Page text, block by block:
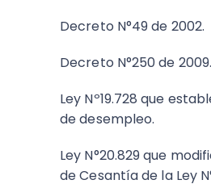
Decreto N°49 de 2002.
Decreto N°250 de 2009.
Ley Nº19.728 que
de desempleo.
Ley N°20.829 que
de Cesantía de la Ley